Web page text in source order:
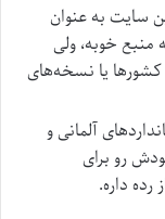
سایت به عنوان
منبع خوبه، ولی
کشورها یا نسخه‌های
آلمانی و
رو برای
داره.